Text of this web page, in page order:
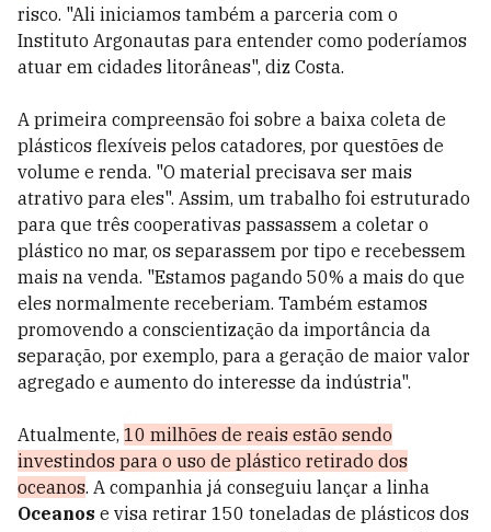
risco. "Ali iniciamos também a parceria com o
Instituto Argonautas para entender como poderíamos
atuar em cidades litorâneas", diz Costa.
A primeira compreensão foi sobre a baixa coleta de
plásticos flexíveis pelos catadores, por questões de
volume e renda. "O material precisava ser mais
atrativo para eles". Assim, um trabalho foi estruturado
para que três cooperativas passassem a coletar o
plástico no mar, os separassem por tipo e recebessem
mais na venda. "Estamos pagando 50% a mais do que
eles normalmente receberiam. Também estamos
promovendo a conscientização da importância da
separação, por exemplo, para a geração de maior valor
agregado e aumento do interesse da indústria".
Atualmente, 10 milhões de reais estão sendo
investindos para o uso de plástico retirado dos
oceanos. A companhia já conseguiu lançar a linha
Oceanos e visa retirar 150 toneladas de plásticos dos